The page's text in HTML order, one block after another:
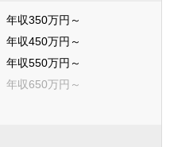
高浜市
豊明市
田原市
清須市
年収350万円～
年収450万円～
年収550万円～
年収650万円～